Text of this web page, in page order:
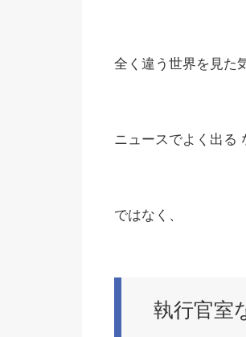
全く違う世界を見た
ニュースでよく出る
ではなく、
執行官室